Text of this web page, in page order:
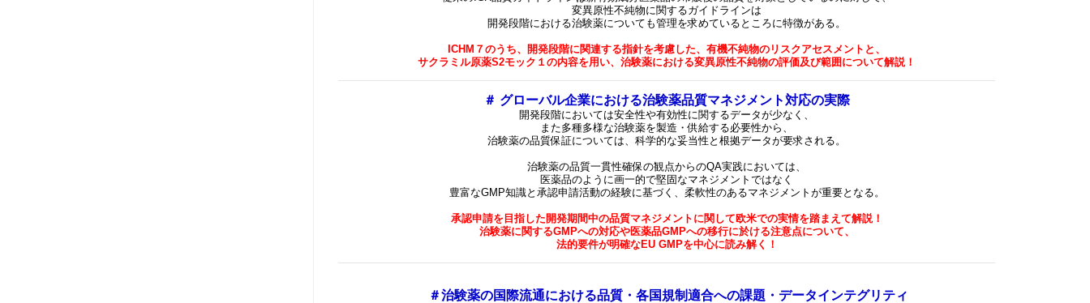
変異原性不純物に関するガイドラインは
開発段階における治験薬についても管理を求めているところに特徴がある。
ICHM ７のうち、開発段階に関連する指針を考慮した、有機不純物のリスクアセスメントと、
サクラミル原薬S2モック１の内容を用い、治験薬における変異原性不純物の評価及び範囲について解説！
＃ グローバル企業における治験薬品質マネジメント対応の実際
開発段階においては安全性や有効性に関するデータが少なく、
また多種多様な治験薬を製造・供給する必要性から、
治験薬の品質保証については、科学的な妥当性と根拠データが要求される。
治験薬の品質一貫性確保の観点からのQA実践においては、
医薬品のように画一的で堅固なマネジメントではなく
豊富なGMP知識と承認申請活動の経験に基づく、柔軟性のあるマネジメントが重要となる。
承認申請を目指した開発期間中の品質マネジメントに関して欧米での実情を踏まえて解説！
治験薬に関するGMPへの対応や医薬品GMPへの移行に於ける注意点について、
法的要件が明確なEU GMPを中心に読み解く！
＃治験薬の国際流通における品質・各国規制適合への課題・データインテグリティ